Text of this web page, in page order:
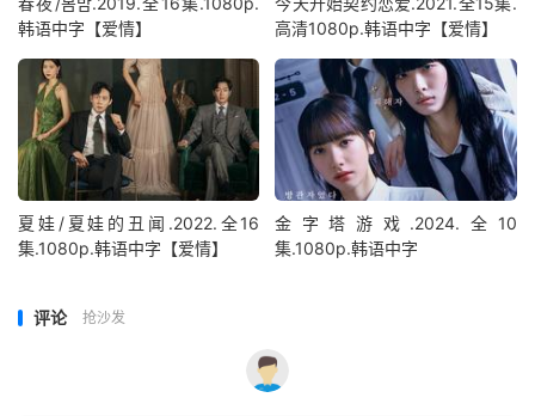
韩语中字【爱情】
高清1080p.韩语中字【爱情】
夏娃/夏娃的丑闻.2022.全16
集.1080p.韩语中字【爱情】
金字塔游戏.2024.全10
集.1080p.韩语中字
评论 抢沙发